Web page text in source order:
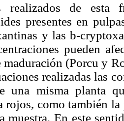
realizados de esta
presentes en
y lasb-
pueden
maduración (Porcu y
realizadas las
una misma planta
rojos, como también
muestra. En este